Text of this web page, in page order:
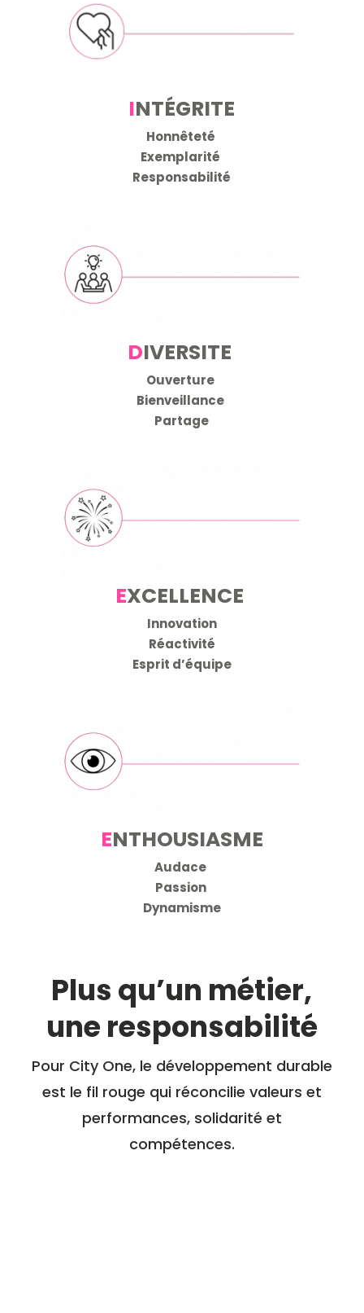
INTÉGRITE
Honnêteté
Exemplarité
Responsabilité
DIVERSITE
Ouverture
Bienveillance
Partage
EXCELLENCE
Innovation
Réactivité
Esprit d’équipe
ENTHOUSIASME
Audace
Passion
Dynamisme
Plus qu’un métier,
une responsabilité
Pour City One, le développement durable
est le fil rouge qui réconcilie valeurs et
performances, solidarité et
compétences.